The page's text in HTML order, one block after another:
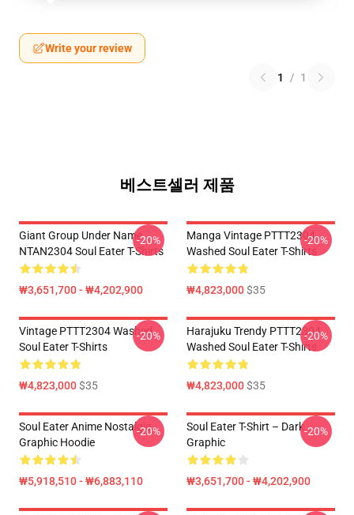
Write your review
1 / 1
베스트셀러 제품
Giant Group Under Name
NTAN2304 Soul Eater T-Shirts
₩3,651,700 - ₩4,202,900
-20%
Manga Vintage PTTT2304
Washed Soul Eater T-Shirts
₩4,823,000$35
-20%
Vintage PTTT2304 Washed
Soul Eater T-Shirts
₩4,823,000$35
-20%
Harajuku Trendy PTTT2304
Washed Soul Eater T-Shirts
₩4,823,000$35
-20%
Soul Eater Anime Nostalgia
Graphic Hoodie
₩5,918,510 - ₩6,883,110
-20%
Soul Eater T-Shirt – Dark
Graphic
₩3,651,700 - ₩4,202,900
-20%